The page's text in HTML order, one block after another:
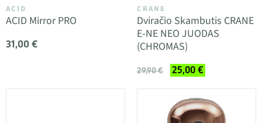
ACID
ACID Mirror PRO
31,00 €
CRANE
Dviračio Skambutis CRANE
E-NE NEO JUODAS
(CHROMAS)
29,90 € 25,00 €